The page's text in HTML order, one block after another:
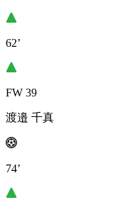
62’
FW 39
渡邉 千真
74’